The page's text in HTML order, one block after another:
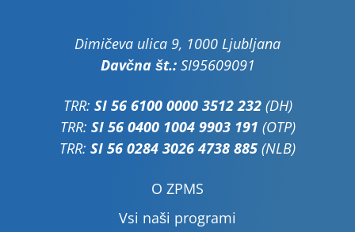
Dimičeva ulica 9, 1000 Ljubljana
Davčna št.:SI95609091
TRR: SI 56 6100 0000 3512 232(DH)
TRR: SI 56 0400 1004 9903 191 (OTP)
TRR: SI 56 0284 3026 4738 885 (NLB)
O ZPMS
Vsi naši programi